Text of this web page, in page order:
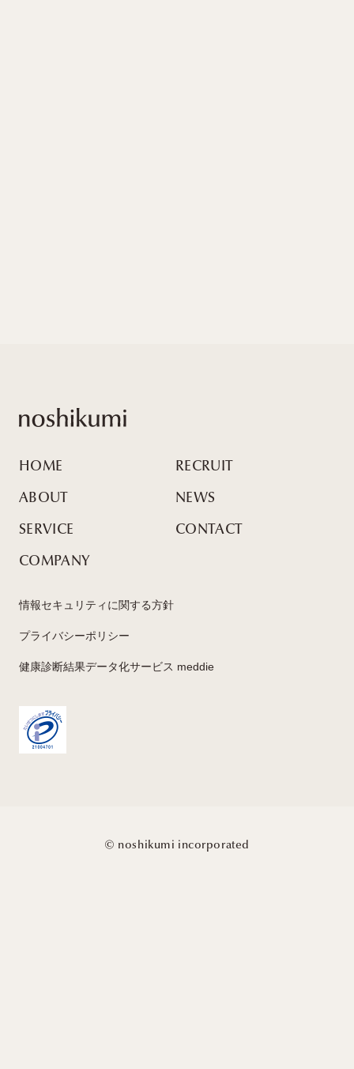
HOME
ABOUT
SERVICE
COMPANY
RECRUIT
NEWS
CONTACT
情報セキュリティに関する方針
プライバシーポリシー
健康診断結果データ化サービス meddie
© noshikumi incorporated